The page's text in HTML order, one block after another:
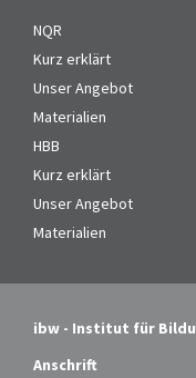
NQR
Kurz erklärt
Unser Angebot
Materialien
HBB
Kurz erklärt
Unser Angebot
Materialien
ibw - Institut für
Anschrift